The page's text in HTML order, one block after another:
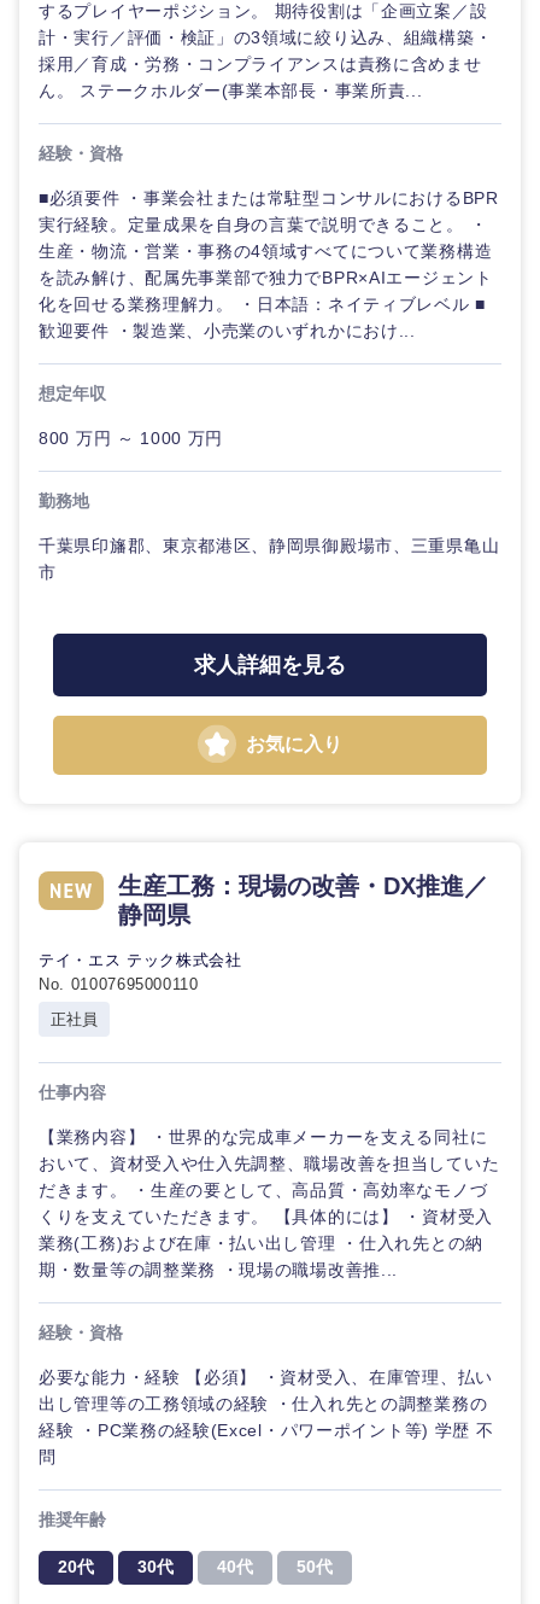
するプレイヤーポジション。 期待役割は「企画立案／設
計・実行／評価・検証」の3領域に絞り込み、組織構築・
採用／育成・労務・コンプライアンスは責務に含めませ
ん。 ステークホルダー(事業本部長・事業所責...
経験・資格
■必須要件 ・事業会社または常駐型コンサルにおけるBPR
実行経験。定量成果を自身の言葉で説明できること。 ・
生産・物流・営業・事務の4領域すべてについて業務構造
を読み解け、配属先事業部で独力でBPR×AIエージェント
化を回せる業務理解力。 ・日本語：ネイティブレベル ■
歓迎要件 ・製造業、小売業のいずれかにおけ...
想定年収
800 万円 ～ 1000 万円
勤務地
千葉県印旛郡、東京都港区、静岡県御殿場市、三重県亀山
市
求人詳細を見る
お気に入り
生産工務：現場の改善・DX推進／
静岡県
テイ・エス テック株式会社
No. 01007695000110
正社員
仕事内容
【業務内容】 ・世界的な完成車メーカーを支える同社に
おいて、資材受入や仕入先調整、職場改善を担当していた
だきます。 ・生産の要として、高品質・高効率なモノづ
くりを支えていただきます。 【具体的には】 ・資材受入
業務(工務)および在庫・払い出し管理 ・仕入れ先との納
期・数量等の調整業務 ・現場の職場改善推...
経験・資格
必要な能力・経験 【必須】 ・資材受入、在庫管理、払い
出し管理等の工務領域の経験 ・仕入れ先との調整業務の
経験 ・PC業務の経験(Excel・パワーポイント等) 学歴 不
問
推奨年齢
20代 30代 40代 50代